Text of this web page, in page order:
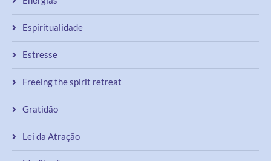
Espiritualidade
Estresse
Freeing the spirit retreat
Gratidão
Lei da Atração